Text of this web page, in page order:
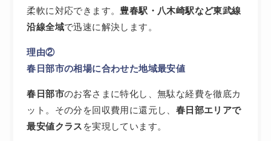
柔軟に対応できます。 豊春駅・八木崎駅など東武線
沿線全域で迅速に解決します。
理由②
春日部市の相場に合わせた地域最安値
春日部市のお客さまに特化し、無駄な経費を徹底カ
ット。その分を回収費用に還元し、 春日部エリアで
最安値クラス を実現しています。